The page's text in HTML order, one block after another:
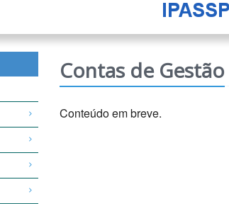
Contas de Gestão
Conteúdo em breve.